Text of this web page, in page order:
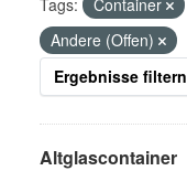
Tags: Container
Andere (Offen)
Ergebnisse filtern
Altglascontainer